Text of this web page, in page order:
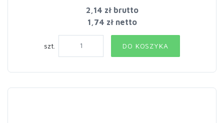
2,14 złbrutto
1,74 zł netto
szt. DO KOSZYKA